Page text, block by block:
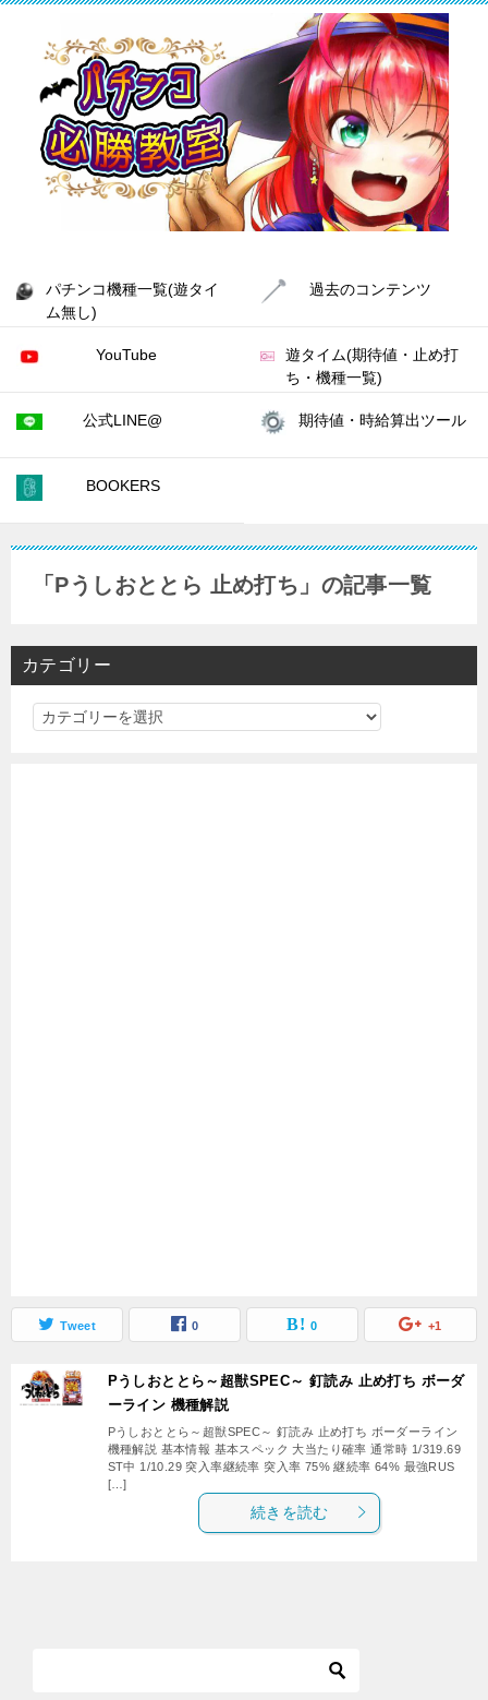
パチンコ機種一覧(遊タイ
ム無し)
過去のコンテンツ
YouTube
遊タイム(期待値・止め打
ち・機種一覧)
公式LINE@ 期待値・時給算出ツール
BOOKERS
「Pうしおととら 止め打ち」の記事一覧
カテゴリー
カ
Tweet 0 0 +1
Pうしおととら～超獣SPEC～ 釘読み 止め打ち ボーダ
ーライン 機種解説
Pうしおととら～超獣SPEC～ 釘読み 止め打ち ボーダーライン
機種解説 基本情報 基本スペック 大当たり確率 通常時 1/319.69
ST中 1/10.29 突入率継続率 突入率 75% 継続率 64% 最強RUS
[…]
続きを読む